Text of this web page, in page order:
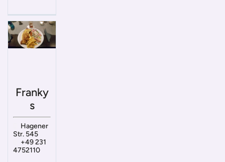
Franky
s
Hagener
Str. 545
+49 231
4752110